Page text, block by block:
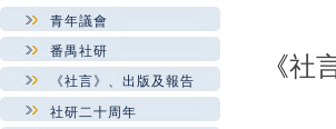
青年議會
番禺社研
《社言》、出版及報告
社研二十周年
《社